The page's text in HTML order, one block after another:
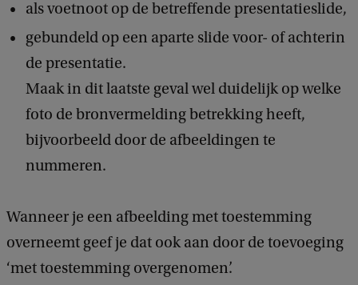
als voetnoot op de betreffende presentatieslide,
gebundeld op een aparte slide voor- of achterin
de presentatie.
Maak in dit laatste geval wel duidelijk op welke
foto de bronvermelding betrekking heeft,
bijvoorbeeld door de afbeeldingen te
nummeren.
Wanneer je een afbeelding met toestemming
overneemt geef je dat ook aan door de toevoeging
‘met toestemming overgenomen’.